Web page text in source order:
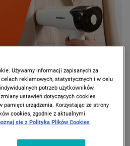
DO KOSZYKA
LICZBĘ PRODUKTÓW
Z KOSZYKA
DO KOSZYKA
CAŁEGO ZESTAWU DO KOSZYKA
CAROUSEL NAVIGATION
Używamy informacji zapisanych za
reklamowych, statystycznych i w celu
potrzeb użytkowników.
ustawień dotyczących cookies
pamięci urządzenia. Korzystając ze strony
cookies, zgodnie z aktualnymi
się z Polityką Plików Cookies